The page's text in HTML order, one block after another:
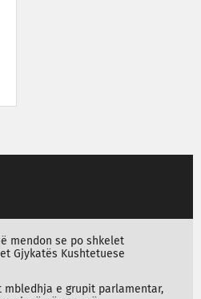
mendon se po shkelet
Gjykatës Kushtetuese
mbledhja e grupit parlamentar,